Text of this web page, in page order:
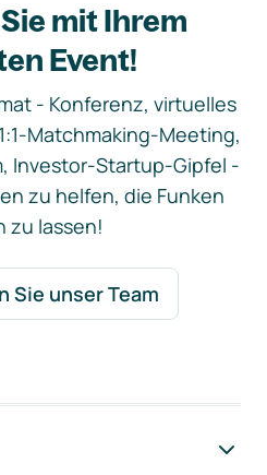
mit Ihrem
Event!
- Konferenz, virtuelles
Matchmaking-Meeting,
Investor-Startup-Gipfel -
zu helfen, die Funken
zu lassen!
Sie unser Team